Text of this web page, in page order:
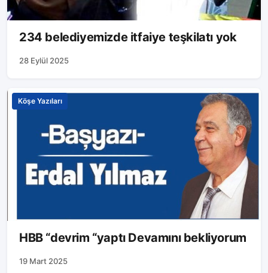
234 belediyemizde itfaiye teşkilatı yok
28 Eylül 2025
Köşe Yazıları
HBB “devrim “yaptı Devamını bekliyorum
19 Mart 2025